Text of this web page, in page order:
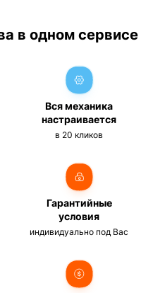
в одном сервисе
Вся механика
настраивается
в 20 кликов
Гарантийные
условия
индивидуально под Вас